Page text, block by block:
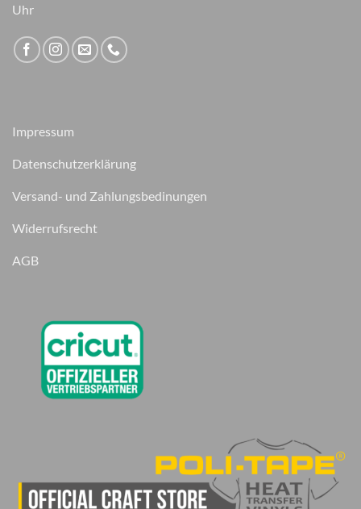
Uhr
Impressum
Datenschutzerklärung
Versand- und Zahlungsbedinungen
Widerrufsrecht
AGB